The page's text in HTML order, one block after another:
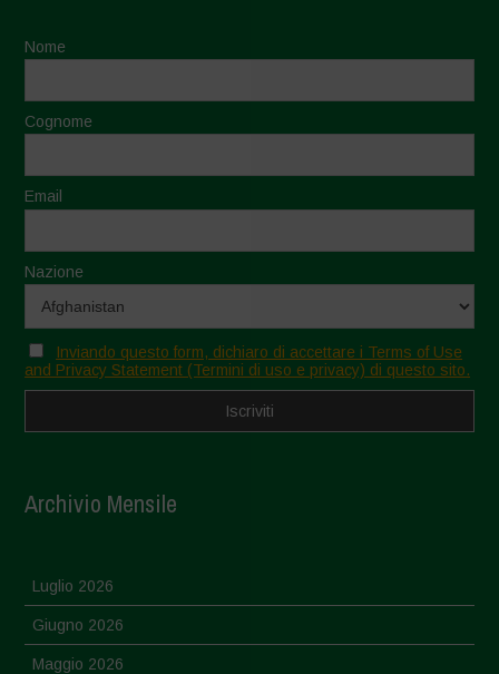
Nome
Cognome
Email
Nazione
Inviando questo form, dichiaro di accettare i Terms of Use
and Privacy Statement (Termini di uso e privacy) di questo sito.
Archivio Mensile
Luglio 2026
Giugno 2026
Maggio 2026